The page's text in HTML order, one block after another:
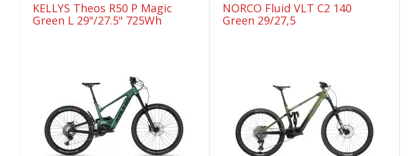
KELLYS Theos R50 P Magic
Green L 29"/27.5" 725Wh
NORCO Fluid VLT C2 140
Green 29/27,5